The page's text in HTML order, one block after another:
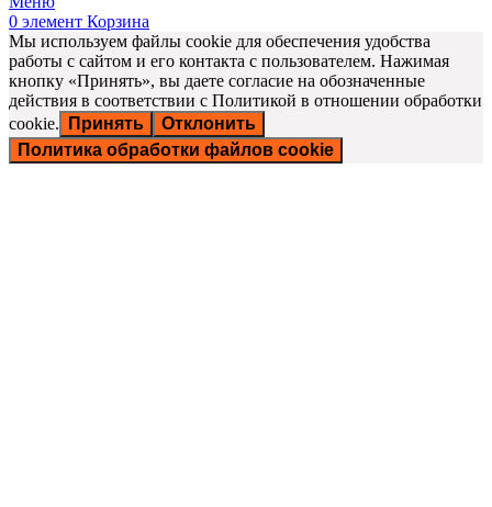
0 элемент Корзина
Мы используем файлы cookie для обеспечения удобства
работы с сайтом и его контакта с пользователем. Нажимая
кнопку «Принять», вы даете согласие на обозначенные
действия в соответствии с Политикой в отношении обработки
cookie.
Принять
Отклонить
Политика обработки файлов cookie